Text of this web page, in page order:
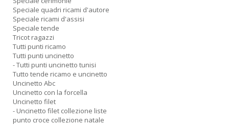
Speciale quadri ricami d'autore
Speciale ricami d'assisi
Speciale tende
Tricot ragazzi
Tutti punti ricamo
Tutti punti uncinetto
- Tutti punti uncinetto tunisi
Tutto tende ricamo e uncinetto
Uncinetto Abc
Uncinetto con la forcella
Uncinetto filet
- Uncinetto filet collezione liste
punto croce collezione natale